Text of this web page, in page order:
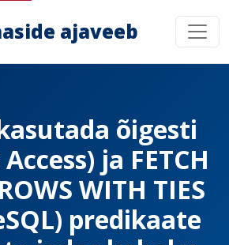
ajaveeb
õigesti
ja FETCH
WITH TIES
predikaate